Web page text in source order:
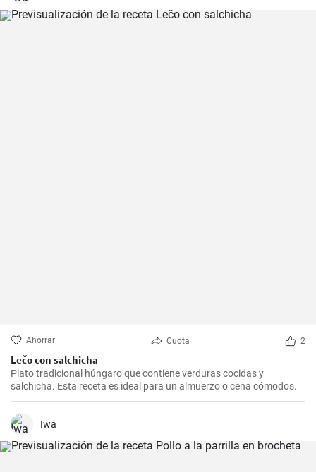
Ahorrar Cuota 2
Lečo con salchicha
Plato tradicional húngaro que contiene verduras cocidas y
salchicha. Esta receta es ideal para un almuerzo o cena cómodos.
Iwa